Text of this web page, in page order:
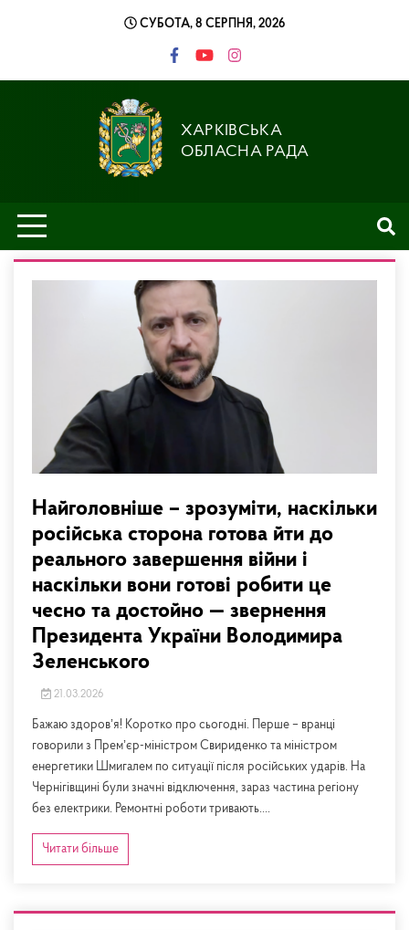
СУБОТА, 8 СЕРПНЯ, 2026
ХАРКІВСЬКА
ОБЛАСНА РАДА
Найголовніше – зрозуміти, наскільки
російська сторона готова йти до
реального завершення війни і
наскільки вони готові робити це
чесно та достойно — звернення
Президента України Володимира
Зеленського
21.03.2026
Бажаю здоровʼя! Коротко про сьогодні. Перше – вранці
говорили з Премʼєр-міністром Свириденко та міністром
енергетики Шмигалем по ситуації після російських ударів. На
Чернігівщині були значні відключення, зараз частина регіону
без електрики. Ремонтні роботи тривають....
Читати більше